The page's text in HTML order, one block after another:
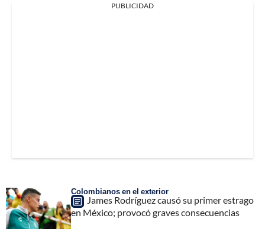
PUBLICIDAD
Colombianos en el exterior
James Rodríguez causó su primer estrago
en México; provocó graves consecuencias